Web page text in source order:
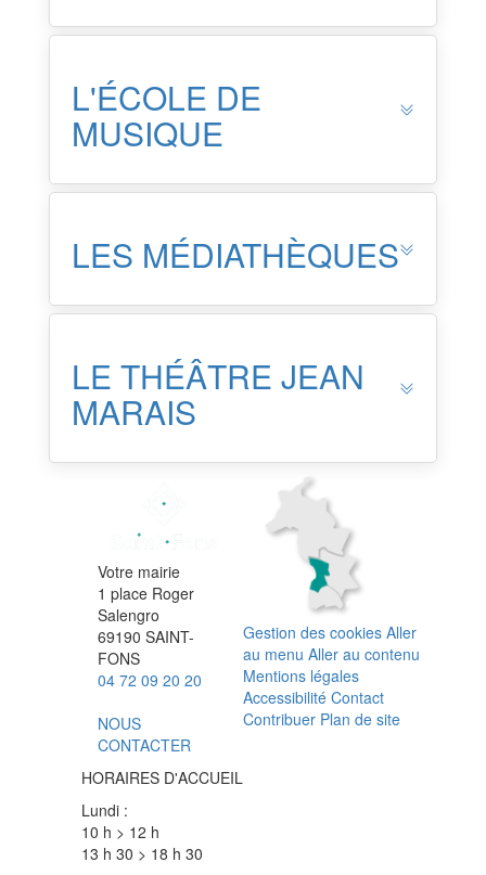
L'ÉCOLE DE
MUSIQUE
LES MÉDIATHÈQUES
LE THÉÂTRE JEAN
MARAIS
Votre mairie
1 place Roger
Salengro
69190 SAINT-
FONS
04 72 09 20 20
NOUS
CONTACTER
HORAIRES D'ACCUEIL
Lundi :
10 h > 12 h
13 h 30 > 18 h 30
Gestion des cookies Aller
au menu Aller au contenu
Mentions légales
Accessibilité Contact
Contribuer Plan de site